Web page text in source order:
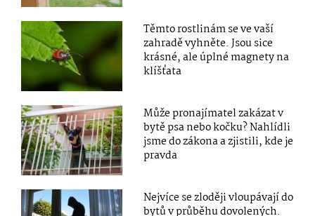
Těmto rostlinám se ve vaší
zahradě vyhněte. Jsou sice
krásné, ale úplné magnety na
klíšťata
Může pronajímatel zakázat v
bytě psa nebo kočku? Nahlídli
jsme do zákona a zjistili, kde je
pravda
Nejvíce se zloději vloupávají do
bytů v průběhu dovolených.